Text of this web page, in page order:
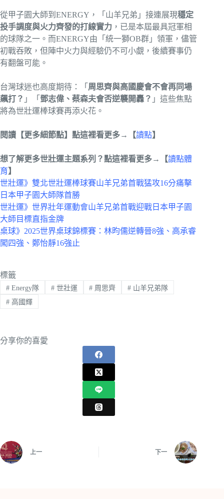
從甲子園大師到ENERGY，「山羊兄弟」接連展現穩定
投手調度與火力齊發的打線實力 ，已是本屆最具冠軍相
的球隊之一。而ENERGY由「統一獅OB群」領軍，儘管
初戰吞敗，但陣中火力與經驗仍不可小覷，後續賽事仍
有翻盤可能。
台灣球迷也高度期待：「 周思齊與高國慶會不會再同場
飆打？ 」「 鄧志偉、蔡森夫會否逆襲開轟？ 」這些焦點
將為世壯運棒球賽再添火花。
閱讀【更多細節點】點這裡看更多→【讀點】
想了解更多世壯運主題系列？點這裡看更多→【讀點體
育】
世壯運》雙北世壯運棒球賽山羊兄弟首戰猛攻16分痛擊
日本甲子園大師隊首勝
世壯運》世界壯年運動會山羊兄弟首戰迎戰日本甲子園
大師目標直指金牌
桌球》2025世界桌球錦標賽：林昀儒逆轉晉8強、高承睿
闖四強、鄭怡靜16強止
標籤
#Energy隊 #世壯運 # 周思齊 # 山羊兄弟隊
#高國輝
分享你的喜愛
上一 下一